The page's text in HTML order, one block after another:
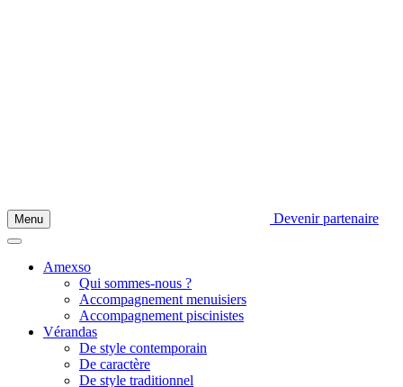
Menu Devenir partenaire
Amexso
Qui sommes-nous ?
Accompagnement menuisiers
Accompagnement piscinistes
Vérandas
De style contemporain
De caractère
De style traditionnel